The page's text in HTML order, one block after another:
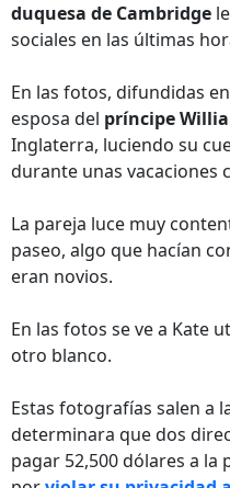
duquesa de Cambridge
sociales en las últimas
En las fotos, difundidas
esposa del príncipe
Inglaterra, luciendo su
durante unas vacaciones
La pareja luce muy
paseo, algo que hacían
eran novios.
En las fotos se ve a Kate
otro blanco.
Estas fotografías salen a
determinara que dos
pagar 52,500 dólares a